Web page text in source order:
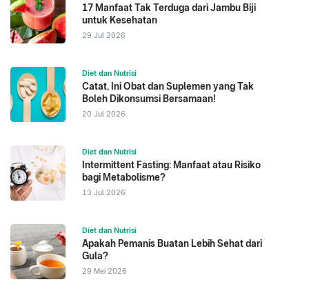
17 Manfaat Tak Terduga dari Jambu Biji
untuk Kesehatan
29 Jul 2026
Diet dan Nutrisi
Catat, Ini Obat dan Suplemen yang Tak
Boleh Dikonsumsi Bersamaan!
20 Jul 2026
Diet dan Nutrisi
Intermittent Fasting: Manfaat atau Risiko
bagi Metabolisme?
13 Jul 2026
Diet dan Nutrisi
Apakah Pemanis Buatan Lebih Sehat dari
Gula?
29 Mei 2026